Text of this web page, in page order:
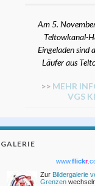
Am 5.
Teltowkanal-
Eingeladen sind
Läufer aus
>> MEHR
VGS
GALERIE
www.flickr
Zur Bildergalerie
Grenzen